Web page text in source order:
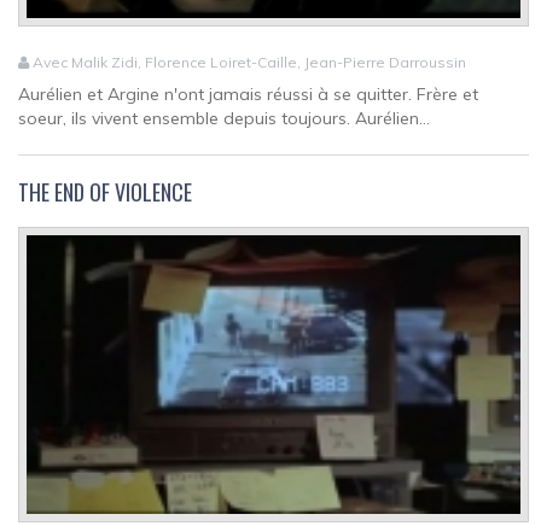
Avec Malik Zidi, Florence Loiret-Caille, Jean-Pierre Darroussin
Aurélien et Argine n'ont jamais réussi à se quitter. Frère et
soeur, ils vivent ensemble depuis toujours. Aurélien...
THE END OF VIOLENCE